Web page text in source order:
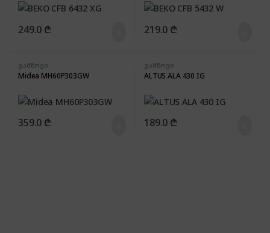
249.0 ₾ 219.0 ₾
გამწოვი
Midea MH60P303GW
359.0 ₾
გამწოვი
ALTUS ALA 430 IG
189.0 ₾